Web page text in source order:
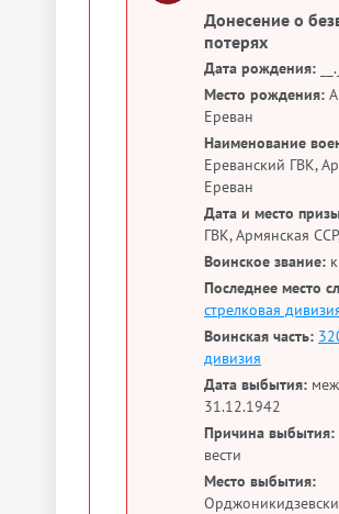
Донесение о
потерях
Дата рождения:
Место рождения:
Ереван
Наименование
Ереванский ГВК,
Ереван
Дата и место
ГВК, Армянская
Воинское звание:
Последнее место
стрелковая
Воинская часть:
дивизия
Дата выбытия:
31.12.1942
Причина выбытия:
вести
Место выбытия: